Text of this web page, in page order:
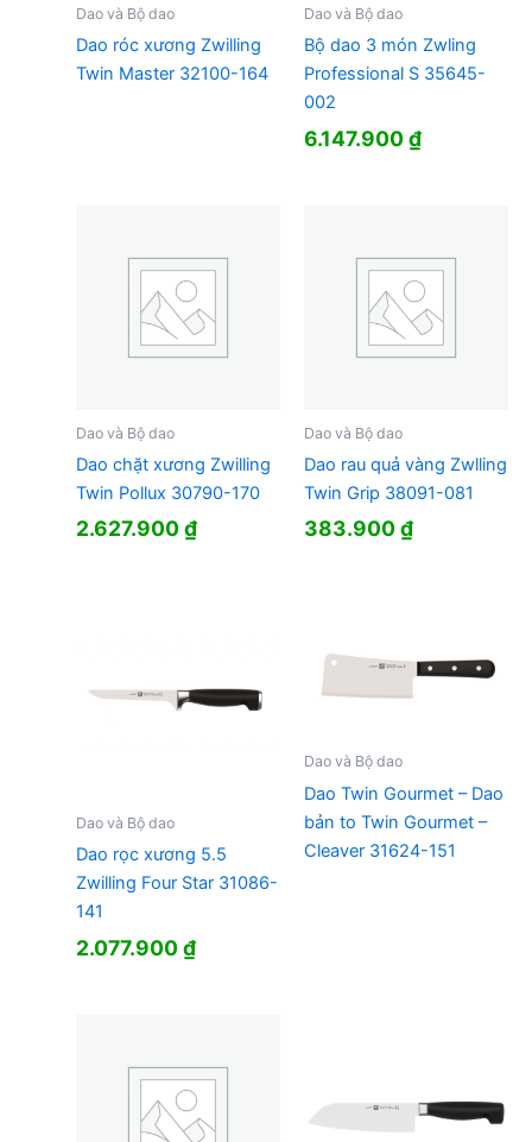
Dao và Bộ dao
Dao róc xương Zwilling
Twin Master 32100-164
Dao và Bộ dao
Bộ dao 3 món Zwling
Professional S 35645-
002
6.147.900₫
Dao và Bộ dao
Dao chặt xương Zwilling
Twin Pollux 30790-170
2.627.900₫
Dao và Bộ dao
Dao rau quả vàng Zwlling
Twin Grip 38091-081
383.900₫
Dao và Bộ dao
Dao rọc xương 5.5
Zwilling Four Star 31086-
141
2.077.900₫
Dao và Bộ dao
Dao Twin Gourmet – Dao
bản to Twin Gourmet –
Cleaver 31624-151